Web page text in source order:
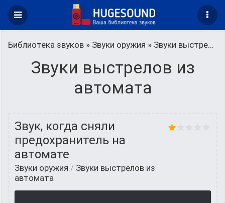
Библиотека звуков » Звуки оружия » Звуки выстрелов из автомата
Звуки выстрелов из
автомата
Звук, когда сняли
предохранитель на
автомате
Звуки оружия / Звуки выстрелов из
автомата